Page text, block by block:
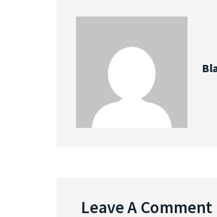
Leave A Comment